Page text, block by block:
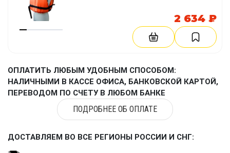
2 634 ₽
ОПЛАТИТЬ ЛЮБЫМ УДОБНЫМ СПОСОБОМ:
НАЛИЧНЫМИ В КАССЕ ОФИСА, БАНКОВСКОЙ КАРТОЙ,
ПЕРЕВОДОМ ПО СЧЕТУ В ЛЮБОМ БАНКЕ
ПОДРОБНЕЕ ОБ ОПЛАТЕ
ДОСТАВЛЯЕМ ВО ВСЕ РЕГИОНЫ РОССИИ И СНГ: